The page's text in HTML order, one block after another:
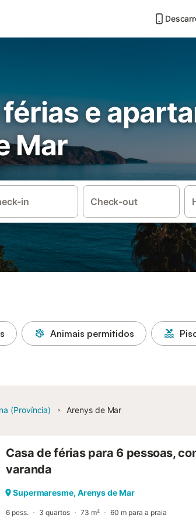
e
Mar
in Check-out
Animais permitidos
(Província) Arenys de Mar
Casa de férias para 6 pessoas,
varanda
Supermaresme, Arenys de Mar
6 pess. 3 quartos 73 m² 60 m para a praia